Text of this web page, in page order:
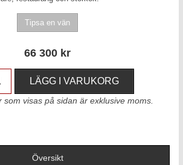
66 300 kr
som visas på sidan är exklusive moms.
Översikt